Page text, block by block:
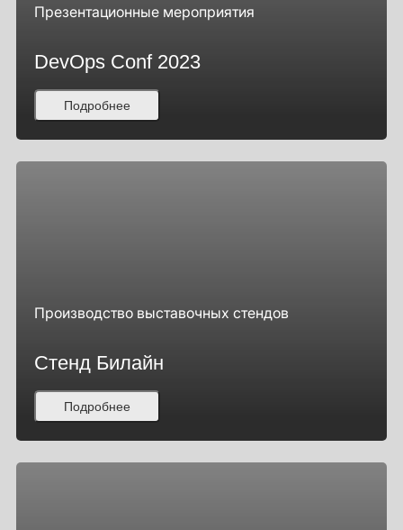
Презентационные мероприятия
DevOps Conf 2023
Подробнее
Производство выставочных стендов
Стенд Билайн
Подробнее